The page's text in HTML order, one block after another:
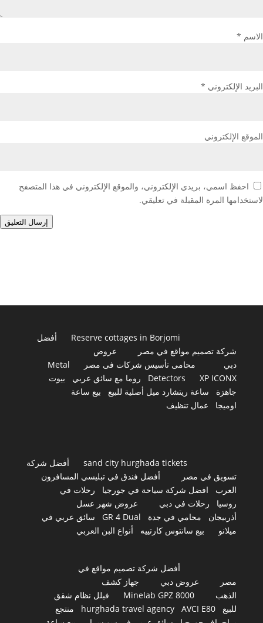
الاسم *
البريد الإلكتروني *
الموقع الإلكتروني
احفظ اسمي، بريدي الإلكتروني، والموقع الإلكتروني في هذا المتصفح
لاستخدامها المرة المقبلة في تعليقي.
إرسال التعليق
Reserve cottages in Borjomi
أفضل
شركة تصميم مواقع في مصر
عروض
دبي
محامى تأسيس شركات فى مصر
Metal
Detectors
XP ICONX روما مع سائق عربي
بيوت
جاهزة
ساعة ريتشارد ميل أصلية للبيع
بيع ساعة
اوميجا
عمال تنظيف
sand city hurghada tickets
أفضل شركة
تسويق في مصر
أفضل فندق في تبليسي المسافرون
العرب
افضل شركة سياحة في جورجيا
رحلات في
روسيا
رحلات في دبي
عروض شهر عسل
أذربيجان
محامي في جدة GR 4 Dual
سائق عربي في
ميلانو
بيع سانتوس كارتييه أنواع البن العربي
أفضل شركة تصميم مواقع في
مصر
عروض دبي
جهاز كشف
الذهب
Minelab GPZ 8000
فيلل نظام شقق
للبيع
hurghada travel agency AVCI E80
منتجع